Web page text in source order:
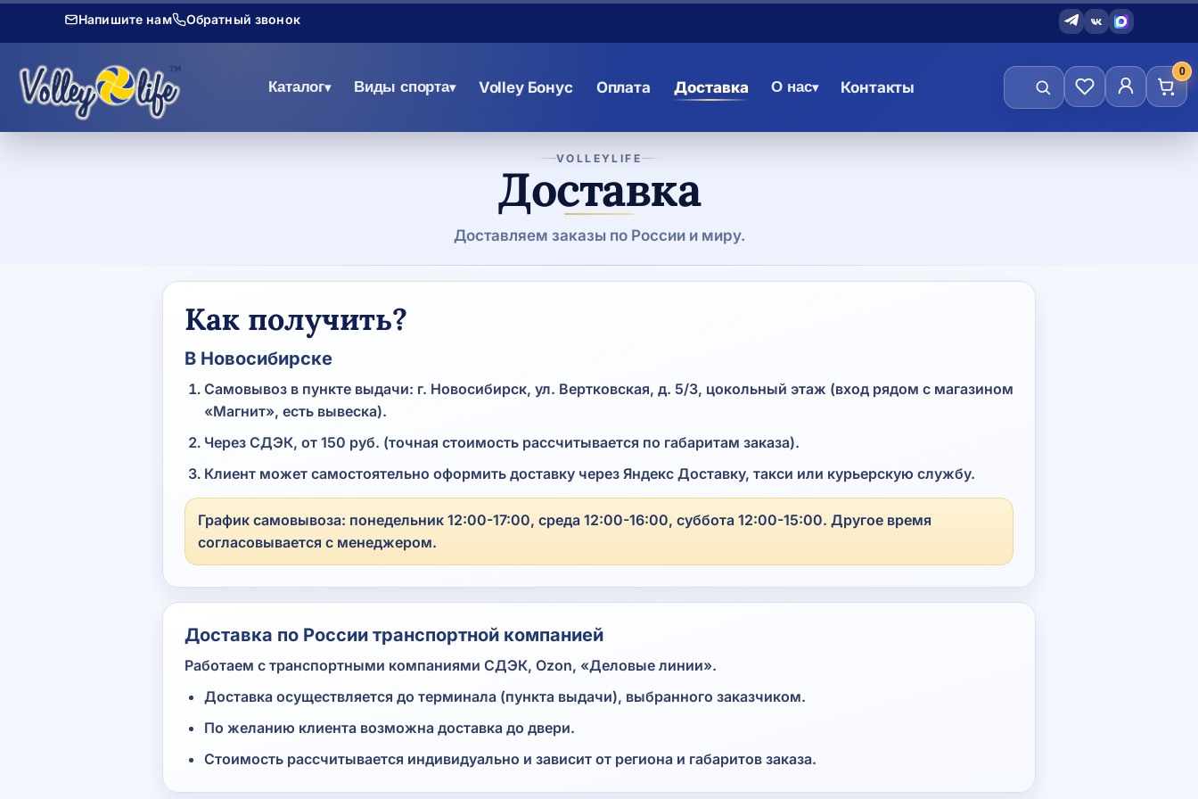
Напишите нам Обратный звонок
Каталог▾ Виды спорта▾ Volley Бонус Оплата Доставка О нас▾ Контакты
0
VOLLEYLIFE
Доставка
Доставляем заказы по России и миру.
Как получить?
В Новосибирске
Самовывоз в пункте выдачи: г. Новосибирск, ул. Вертковская, д. 5/3, цокольный этаж (вход рядом с магазином
«Магнит», есть вывеска).
Через СДЭК, от 150 руб. (точная стоимость рассчитывается по габаритам заказа).
Клиент может самостоятельно оформить доставку через Яндекс Доставку, такси или курьерскую службу.
График самовывоза: понедельник 12:00-17:00, среда 12:00-16:00, суббота 12:00-15:00. Другое время
согласовывается с менеджером.
Доставка по России транспортной компанией
Работаем с транспортными компаниями СДЭК, Ozon, «Деловые линии».
Доставка осуществляется до терминала (пункта выдачи), выбранного заказчиком.
По желанию клиента возможна доставка до двери.
Стоимость рассчитывается индивидуально и зависит от региона и габаритов заказа.